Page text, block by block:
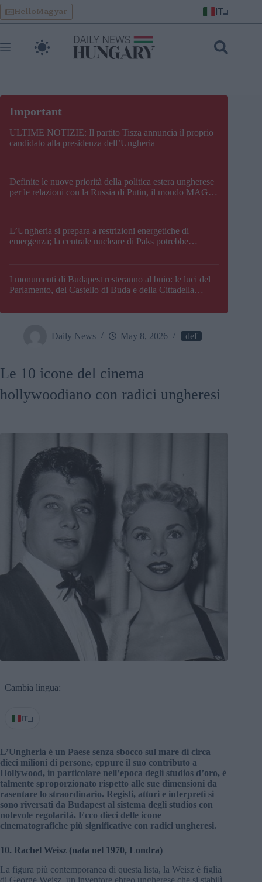
Skip
to
content
HelloMagyar IT
ULTIME NOTIZIE: Il partito Tisza annuncia il proprio
candidato alla presidenza dell’Ungheria
Definite le nuove priorità della politica estera ungherese
per le relazioni con la Russia di Putin, il mondo MAGA,
L’Ungheria si prepara a restrizioni energetiche di
emergenza; la centrale nucleare di Paks potrebbe
I monumenti di Budapest resteranno al buio: le luci del
Parlamento, del Castello di Buda e della Cittadella
Daily News May 8, 2026 def
Le 10 icone del cinema
hollywoodiano con radici ungheresi
Cambia lingua:
IT
L’Ungheria è un Paese senza sbocco sul mare di circa
dieci milioni di persone, eppure il suo contributo a
Hollywood, in particolare nell’epoca degli studios d’oro, è
talmente sproporzionato rispetto alle sue dimensioni da
rasentare lo straordinario. Registi, attori e interpreti si
sono riversati da Budapest al sistema degli studios con
notevole regolarità. Ecco dieci delle icone
cinematografiche più significative con radici ungheresi.
10. Rachel Weisz (nata nel 1970, Londra)
La figura più contemporanea di questa lista, la Weisz è figlia